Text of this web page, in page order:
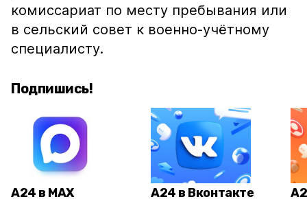
комиссариат по месту пребывания или
в сельский совет к военно-учётному
специалисту.
Подпишись!
А24 в MAX А24 в Вконтакте